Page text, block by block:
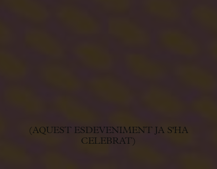
(AQUEST ESDEVENIMENT JA S'HA
CELEBRAT)